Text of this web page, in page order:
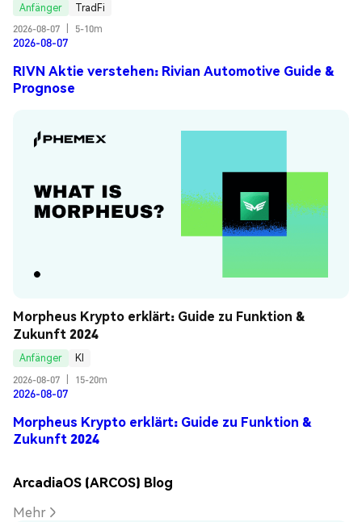
Anfänger
TradFi
2026-08-07
5-10m
2026-08-07
RIVN Aktie verstehen: Rivian Automotive Guide &
Prognose
Morpheus Krypto erklärt: Guide zu Funktion &
Zukunft 2024
Anfänger
KI
2026-08-07
15-20m
2026-08-07
Morpheus Krypto erklärt: Guide zu Funktion &
Zukunft 2024
ArcadiaOS (ARCOS) Blog
Mehr